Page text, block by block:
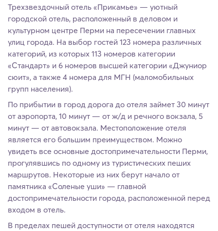
Трехзвездочный отель «Прикамье» — уютный
городской отель, расположенный в деловом и
культурном центре Перми на пересечении главных
улиц города. На выбор гостей 123 номера различных
категорий, из которых 113 номеров категории
«Стандарт» и 6 номеров высшей категории «Джуниор
сюит», а также 4 номера для МГН (маломобильных
групп населения).
По прибытии в город дорога до отеля займет 30 минут
от аэропорта, 10 минут — от ж/д и речного вокзала, 5
минут — от автовокзала. Местоположение отеля
является его большим преимуществом. Можно
увидеть все основные достопримечательности Перми,
прогулявшись по одному из туристических пеших
маршрутов. Некоторые из них берут начало от
памятника «Соленые уши» — главной
достопримечательности города, расположенной перед
входом в отель.
В пределах пешей доступности от отеля находятся